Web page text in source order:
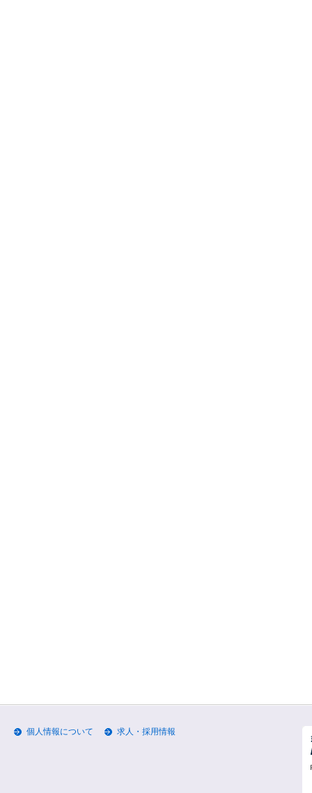
個人情報について 求人・採用情報